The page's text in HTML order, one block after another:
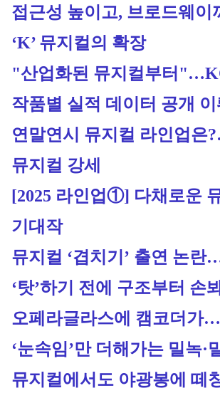
접근성 높이고, 브로드웨이
‘K’ 뮤지컬의 확장
"산업화된 뮤지컬부터
작품별 실적 데이터 공개
연말연시 뮤지컬 라인업은
뮤지컬 강세
[2025 라인업①] 다채로운
기대작
뮤지컬 ‘겹치기’ 출연 논란
‘탓’하기 전에 구조부터 손
오페라글라스에 캠코더가
‘눈속임’만 더해가는 밀녹·
뮤지컬에서도 야광봉에 떼